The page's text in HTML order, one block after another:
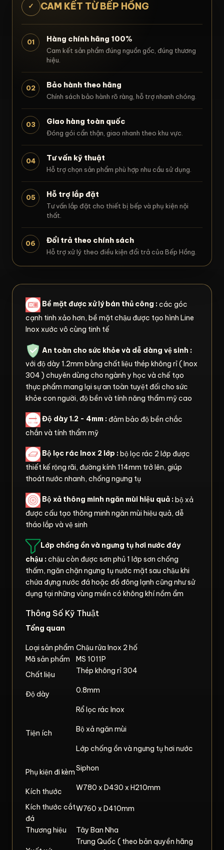
✓ CAM KẾT TỪ BẾP HỒNG
01 Hàng chính hãng 100%
Cam kết sản phẩm đúng nguồn gốc, đúng thương
hiệu.
02 Bảo hành theo hãng
Chính sách bảo hành rõ ràng, hỗ trợ nhanh chóng.
03 Giao hàng toàn quốc
Đóng gói cẩn thận, giao nhanh theo khu vực.
04 Tư vấn kỹ thuật
Hỗ trợ chọn sản phẩm phù hợp nhu cầu sử dụng.
05 Hỗ trợ lắp đặt
Tư vấn lắp đặt cho thiết bị bếp và phụ kiện nội
thất.
06 Đổi trả theo chính sách
Hỗ trợ xử lý theo điều kiện đổi trả của Bếp Hồng.
Bề mặt được xử lý bán thủ công :các góc
cạnh tinh xảo hơn, bề mặt chậu được tạo hình Line
Inox xước vô cùng tinh tế
An toàn cho sức khỏe và dễ dàng vệ sinh :
với độ dày 1.2mm bằng chất liệu thép không rỉ ( Inox
304 ) chuyên dùng cho ngành y học và chế tạo
thực phẩm mang lại sự an toàn tuyệt đối cho sức
khỏe con người, độ bền và tính năng thẩm mỹ cao
Độ dày 1.2 - 4mm :đảm bảo độ bền chắc
chắn và tính thẩm mỹ
Bộ lọc rác Inox 2 lớp :bộ lọc rác 2 lớp được
thiết kế rộng rãi, đường kính 114mm trở lên, giúp
thoát nước nhanh, chống ngưng tụ
Bộ xả thông minh ngăn mùi hiệu quả :bộ xả
được cấu tạo thông minh ngăn mùi hiệu quả, dễ
tháo lắp và vệ sinh
Lớp chống ồn và ngưng tụ hơi nước đáy
chậu :chậu còn được sơn phủ 1 lớp sơn chống
thấm, ngăn chặn ngưng tụ nước mặt sau chậu khi
chứa đựng nước đá hoặc đồ đông lạnh cũng như sử
dụng tại những vùng miền có không khí nồm ẩm
Thông Số Kỹ Thuật
Tổng quan
Loại sản phẩm Chậu rửa Inox 2 hố
Mã sản phẩm
MS 1011P
Chất liệu
Thép không rỉ 304
Độ dày 0.8mm
Tiện ích
Rổ lọc rác Inox
Bộ xả ngăn mùi
Lớp chống ồn và ngưng tụ hơi nước
Phụ kiện đi kèmSiphon
Kích thước W780 x D430 x H210mm
Kích thước cắt
đá
W760 x D410mm
Thương hiệu Tây Ban Nha
Trung Quốc ( theo bản quyền hãng